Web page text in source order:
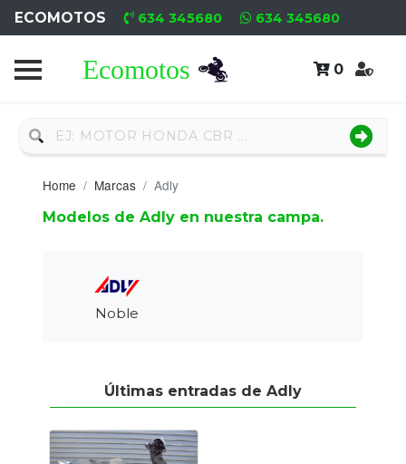
ECOMOTOS 634 345680 634 345680
0
Home
Nuevo
Neumáticos
Motores
Nuevos
Tasaciones
Home Marcas Adly
Modelos de Adly en nuestra campa.
Noble
Últimas entradas de Adly